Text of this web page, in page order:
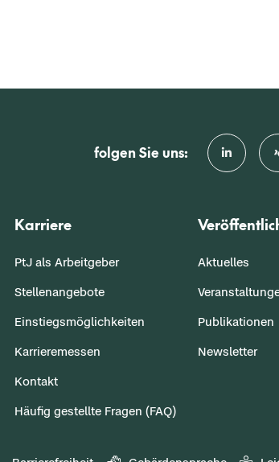
folgen Sie uns:
Karriere
PtJ als Arbeitgeber
Stellenangebote
Einstiegsmöglichkeiten
Karrieremessen
Kontakt
Häufig gestellte Fragen (FAQ)
Aktuelles
Publikationen
Newsletter